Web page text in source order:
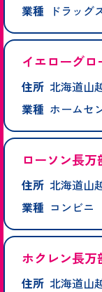
業種
ドラッグ
イエローグ
住所 北海道山
業種 ホームセ
ローソン長万
住所 北海道山
業種 コンビニ
ホクレン長万
住所 北海道山